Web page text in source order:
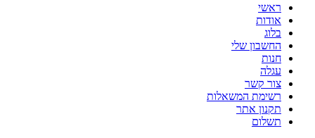
ראשי
אודות
בלוג
החשבון שלי
חנות
עגלה
צור קשר
רשימת המשאלות
תקנון אתר
תשלום